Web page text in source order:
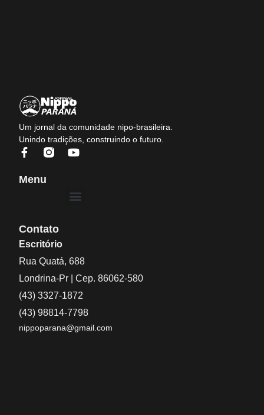
Um jornal da comunidade nipo-brasileira.
Unindo tradições, construindo o futuro.
Menu
Contato
Escritório
Rua Quatá, 688
Londrina-Pr | Cep. 86062-580
(43) 3327-1872
(43) 98814-7798
nippoparana@gmail.com